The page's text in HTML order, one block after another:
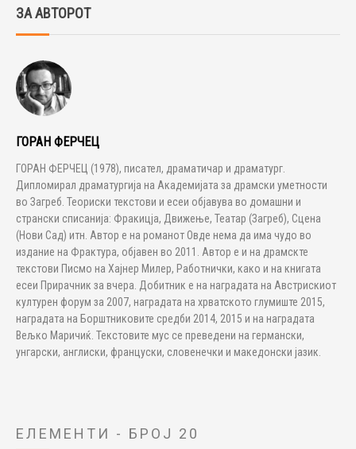
ЗА АВТОРОТ
ГОРАН ФЕРЧЕЦ
ГОРАН ФЕРЧЕЦ (1978), писател, драматичар и драматург.
Дипломирал драматургија на Академијата за драмски уметности
во Загреб. Теориски текстови и есеи објавува во домашни и
странски списанија: Фракицја, Движење, Театар (Загреб), Сцена
(Нови Сад) итн. Автор е на романот Овде нема да има чудо во
издание на Фрактура, објавен во 2011. Автор е и на драмскте
текстови Писмо на Хајнер Милер, Работнички, како и на книгата
есеи Прирачник за вчера. Добитник е на наградата на Австрискиот
културен форум за 2007, наградата на хрватското глумиште 2015,
наградата на Борштниковите средби 2014, 2015 и на наградата
Вељко Маричиќ. Текстовите мус се преведени на германски,
унгарски, англиски, француски, словенечки и македонски јазик.
ЕЛЕМЕНТИ - БРОЈ 20